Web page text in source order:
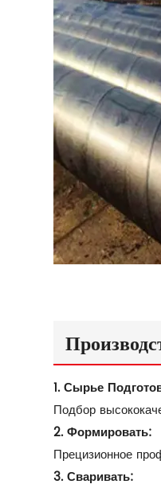
1. Сырье
Подбор
2. Формировать:
Прецизионное
3. Сваривать: